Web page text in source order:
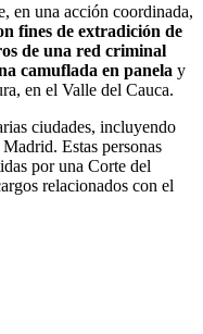
en una acción coordinada,
fines de extradición de
de una red criminal
camuflada en panela y
en el Valle del Cauca.
ciudades, incluyendo
Estas personas
por una Corte del
relacionados con el